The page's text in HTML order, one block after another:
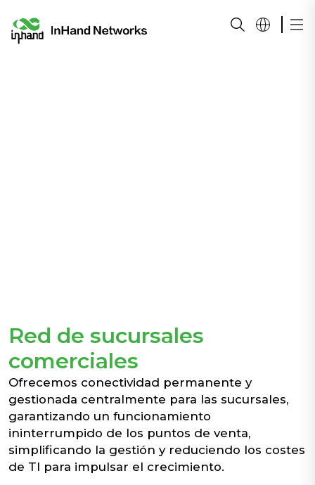
Red de sucursales
comerciales
Ofrecemos conectividad permanente y
gestionada centralmente para las sucursales,
garantizando un funcionamiento
ininterrumpido de los puntos de venta,
simplificando la gestión y reduciendo los costes
de TI para impulsar el crecimiento.